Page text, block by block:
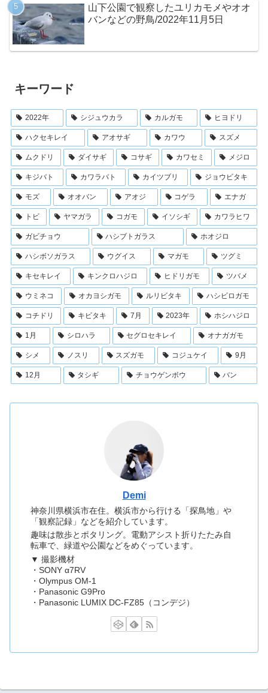
山下公園で観察したユリカモメやオオ
バンなどの野鳥/2022年11月5日
キーワード
2022年 シジュウカラ カルガモ ヒヨドリ
ハクセキレイ アオサギ カワウ スズメ
ムクドリ ダイサギ コサギ カワセミ メジロ
キジバト カワラバト カイツブリ ジョウビタキ
モズ オオバン アオジ コゲラ エナガ
トビ ヤマガラ コガモ イソシギ カワラヒワ
ガビチョウ ハシブトガラス ホオジロ
ハシボソガラス ウグイス マガモ ツグミ
キセキレイ キンクロハジロ ヒドリガモ ツバメ
ウミネコ オカヨシガモ ルリビタキ ハシビロガモ
コチドリ キビタキ 7月 2023年 ホシハジロ
1月 シロハラ セグロセキレイ オナガガモ
シメ ノスリ スズガモ コジュケイ 9月
12月 タシギ チョウゲンボウ バン
Demi
神奈川県横浜市在住。横浜市から行ける「探鳥地」や
「観察記録」などを紹介しています。
趣味は散歩とポタリング。電動アシスト折りたたみ自
転車で、緑道や公園などをめぐっています。
▼ 撮影機材
・SONY α7RV
・Olympus OM-1
・Panasonic G9Pro
・Panasonic LUMIX DC-FZ85（コンデジ）